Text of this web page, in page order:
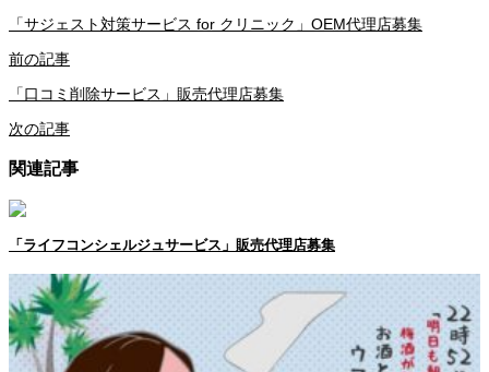
「サジェスト対策サービス for クリニック」OEM代理店募集
前の記事
「口コミ削除サービス」販売代理店募集
次の記事
関連記事
「ライフコンシェルジュサービス」販売代理店募集